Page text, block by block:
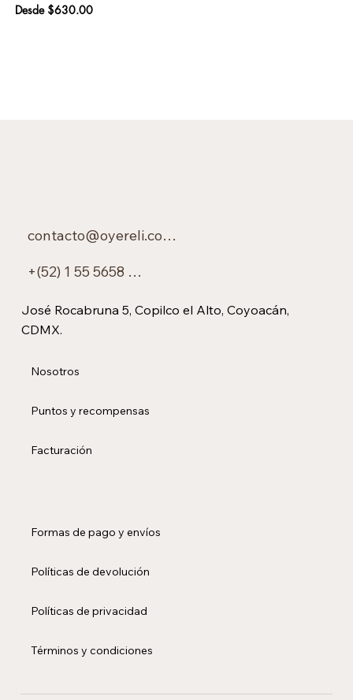
Desde $630.00
Precio de oferta
contacto@oyereli.com.mx
+(52) 1 55 5658 0450
José Rocabruna 5, Copilco el Alto, Coyoacán,
CDMX.
Nosotros
Puntos y recompensas
Facturación
Formas de pago y envíos
Políticas de devolución
Políticas de privacidad
Términos y condiciones